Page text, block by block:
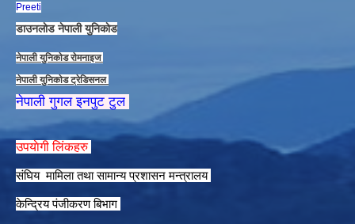
Preeti
डाउनलाेड नेपाली युनिकाेड
नेपाली युनिकाेड राेमनाइज
नेपाली युनिकाेड ट्रेडिसनल
नेपाली गुगल इनपुट टुल
उपयाेगी लिंकहरु
संघिय मामिला तथा सामान्य प्रशासन मन्त्रालय
केन्द्रिय पंजीकरण बिभाग